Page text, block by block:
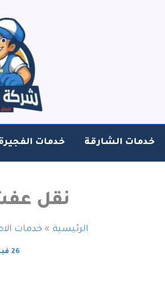
خدمات الشارقة خدمات الفجيرة
نقل
الرئيسية خدمات
26 فبراير، 2026